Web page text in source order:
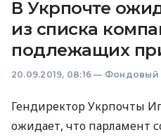
В Укрпочте
из списка
подлежащих
20.09.2019, 08:16 — Фондовый
Гендиректор Укрпочты
ожидает, что парламент